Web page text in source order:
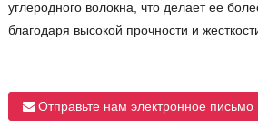
углеродного волокна, что делает ее
благодаря высокой прочности и
Отправьте нам электронное письмо